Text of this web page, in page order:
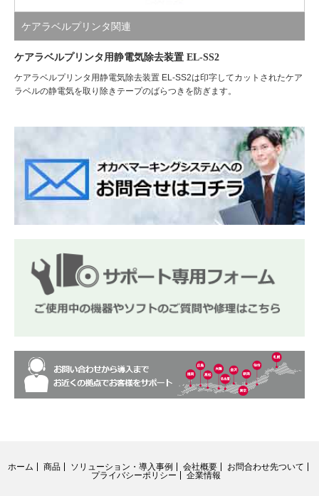
ケアラベルプリンタ関連
ケアラベルプリンタ用静電気除去装置 EL-SS2
ケアラベルプリンタ用静電気除去装置 EL-SS2は印字してカットされたケア
ラベルの静電気を取り除きテープのばらつきを防ぎます。
ホーム 商品 ソリューション・導入事例 会社概要
お問合わせ先ついて
プライバシーポリシー
企業情報